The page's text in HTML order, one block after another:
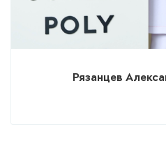
Рязанцев